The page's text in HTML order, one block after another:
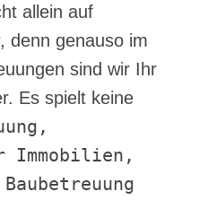
allein auf
denn genauso im
sind wir Ihr
Es spielt keine
Immobilien,